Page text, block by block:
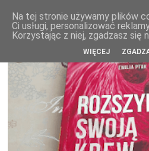
WikiRose
Na tej stronie używamy plików
Ci usługi, personalizować
Korzystając z niej, zgadzasz się
WIĘCEJ